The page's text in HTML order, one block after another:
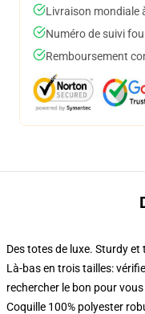
Livraison mondiale
Numéro de suivi
Remboursement
Des totes de luxe. Sturdy
Là-bas en trois tailles:
rechercher le bon pour vous
Coquille 100% polyester